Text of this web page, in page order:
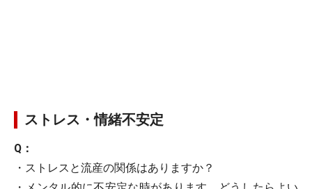
ストレス・情緒不安定
Q：
・ストレスと流産の関係はありますか？